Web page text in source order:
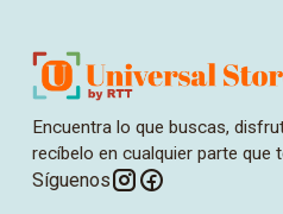
Encuentra lo que buscas,
recíbelo en cualquier parte que
Síguenos